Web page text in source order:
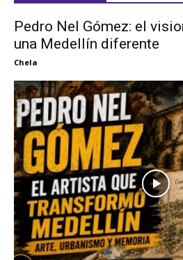
Pedro Nel Gómez: el
una Medellín diferente
Chela